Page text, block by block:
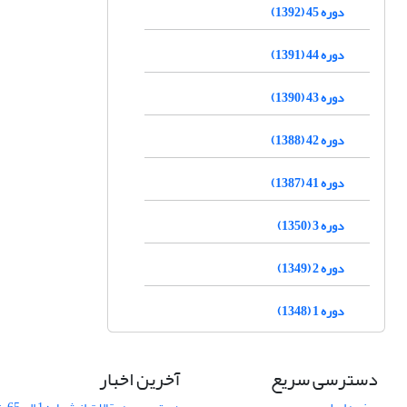
دوره 45 (1392)
دوره 44 (1391)
دوره 43 (1390)
دوره 42 (1388)
دوره 41 (1387)
دوره 3 (1350)
دوره 2 (1349)
دوره 1 (1348)
دسترسی سریع آخرین اخبار